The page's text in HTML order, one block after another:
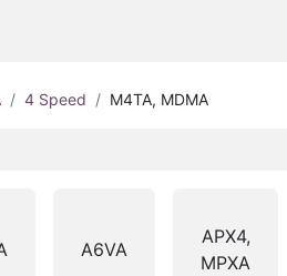
4 Speed M4TA, MDMA
A6VA
APX4,
MPXA